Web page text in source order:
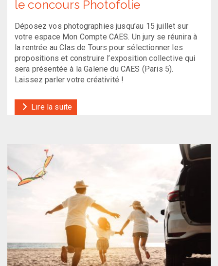
le concours Photofolie
Déposez vos photographies jusqu’au 15 juillet sur
votre espace Mon Compte CAES. Un jury se réunira à
la rentrée au Clas de Tours pour sélectionner les
propositions et construire l’exposition collective qui
sera présentée à la Galerie du CAES (Paris 5).
Laissez parler votre créativité !
Lire la suite